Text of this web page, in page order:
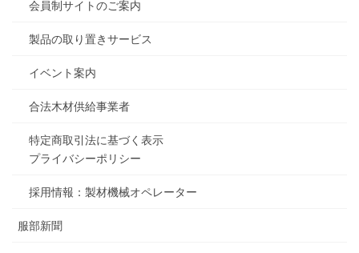
会員制サイトのご案内
製品の取り置きサービス
イベント案内
合法木材供給事業者
特定商取引法に基づく表示
プライバシーポリシー
採用情報：製材機械オペレーター
服部新聞